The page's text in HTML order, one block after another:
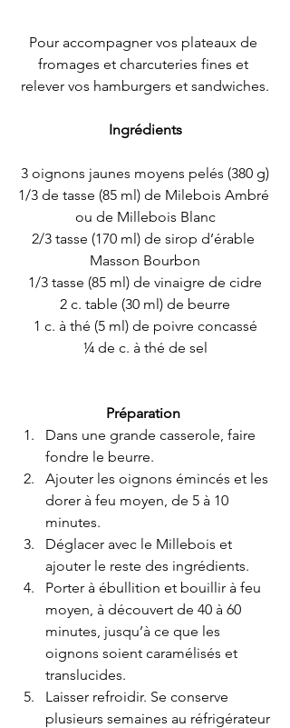
Pour accompagner vos plateaux de
fromages et charcuteries fines et
relever vos hamburgers et sandwiches.
Ingrédients
3 oignons jaunes moyens pelés (380 g)
1/3 de tasse (85 ml) de Milebois Ambré
ou de Millebois Blanc
2/3 tasse (170 ml) de sirop d’érable
Masson Bourbon
1/3 tasse (85 ml) de vinaigre de cidre
2 c. table (30 ml) de beurre
1 c. à thé (5 ml) de poivre concassé
¼ de c. à thé de sel
Préparation
Dans une grande casserole, faire
fondre le beurre.
Ajouter les oignons émincés et les
dorer à feu moyen, de 5 à 10
minutes.
Déglacer avec le Millebois et
ajouter le reste des ingrédients.
Porter à ébullition et bouillir à feu
moyen, à découvert de 40 à 60
minutes, jusqu’à ce que les
oignons soient caramélisés et
translucides.
Laisser refroidir. Se conserve
plusieurs semaines au réfrigérateur